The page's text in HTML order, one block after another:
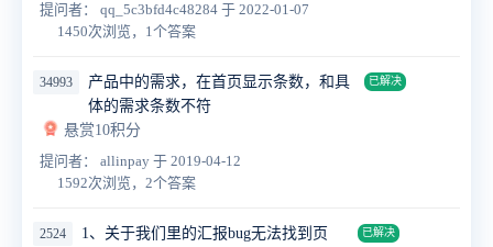
提问者： qq_5c3bfd4c48284 于 2022-01-07
1450次浏览，1个答案
34993
产品中的需求，在首页显示条数，和具
体的需求条数不符
已解决
悬赏10积分
提问者： allinpay 于 2019-04-12
1592次浏览，2个答案
2524 1、关于我们里的汇报bug无法找到页 已解决